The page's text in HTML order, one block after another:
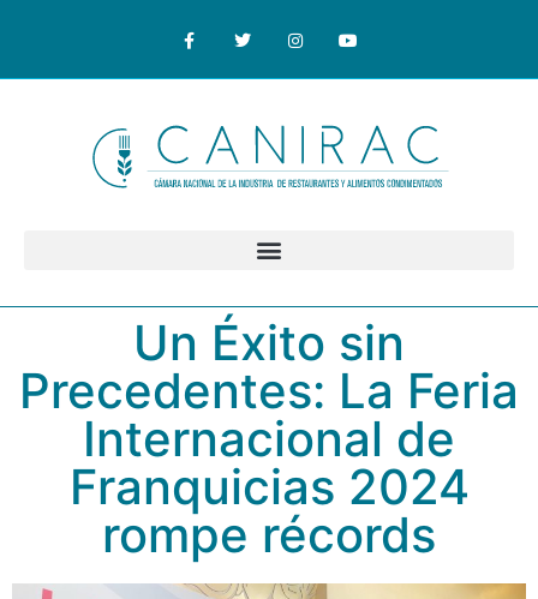
Un Éxito sin
Precedentes: La Feria
Internacional de
Franquicias 2024
rompe récords